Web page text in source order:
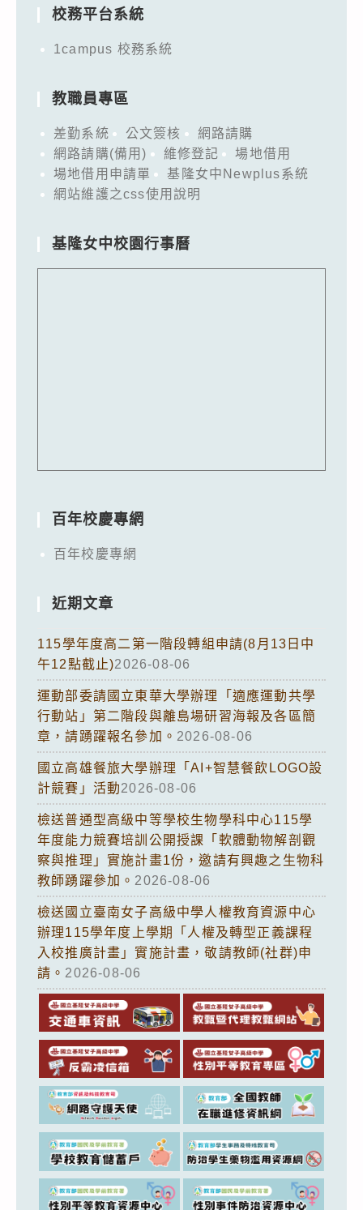
校務平台系統
1campus 校務系統
教職員專區
差勤系統 公文簽核
網路請購
網路請購(備用)
維修登記
場地借用
場地借用申請單
基隆女中Newplus系統
網站維護之css使用說明
基隆女中校園行事曆
百年校慶專網
百年校慶專網
近期文章
115學年度高二第一階段轉組申請(8月13日中
午12點截止)2026-08-06
運動部委請國立東華大學辦理「適應運動共學
行動站」第二階段與離島場研習海報及各區簡
章，請踴躍報名參加。 2026-08-06
國立高雄餐旅大學辦理「AI+智慧餐飲LOGO設
計競賽」活動2026-08-06
檢送普通型高級中等學校生物學科中心115學
年度能力競賽培訓公開授課「軟體動物解剖觀
察與推理」實施計畫1份，邀請有興趣之生物科
教師踴躍參加。 2026-08-06
檢送國立臺南女子高級中學人權教育資源中心
辦理115學年度上學期「人權及轉型正義課程
入校推廣計畫」實施計畫，敬請教師(社群)申
請。 2026-08-06